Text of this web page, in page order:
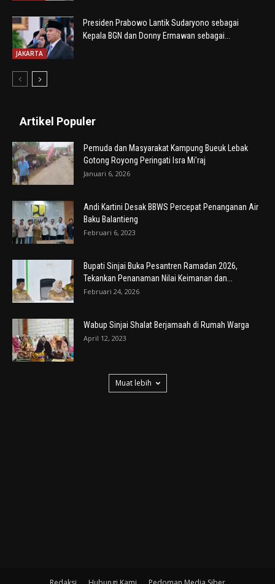
JAKARTA
Presiden Prabowo Lantik Sudaryono sebagai
Kepala BGN dan Donny Ermawan sebagai...
Artikel Populer
Pemuda dan Masyarakat Kampung Bueuk Lebak
Gotong Royong Peringati Isra Mi’raj
Januari 6, 2026
Andi Kartini Desak BBWS Percepat Penanganan Air
Baku Balantieng
Februari 6, 2023
Bupati Sinjai Buka Pesantren Ramadan 2026,
Tekankan Penanaman Nilai Keimanan dan...
Februari 24, 2026
Wabup Sinjai Shalat Berjamaah di Rumah Warga
April 12, 2023
Muat lebih